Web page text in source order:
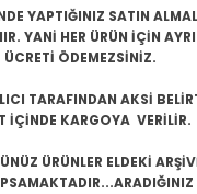
YAPTIĞINIZ SATIN
YANİ HER ÜRÜN İÇİN
ÜCRETİ ÖDEMEZSİNİZ.
TARAFINDAN AKSİ
İÇİNDE KARGOYA VERİLİR.
ÜRÜNLER ELDEKİ